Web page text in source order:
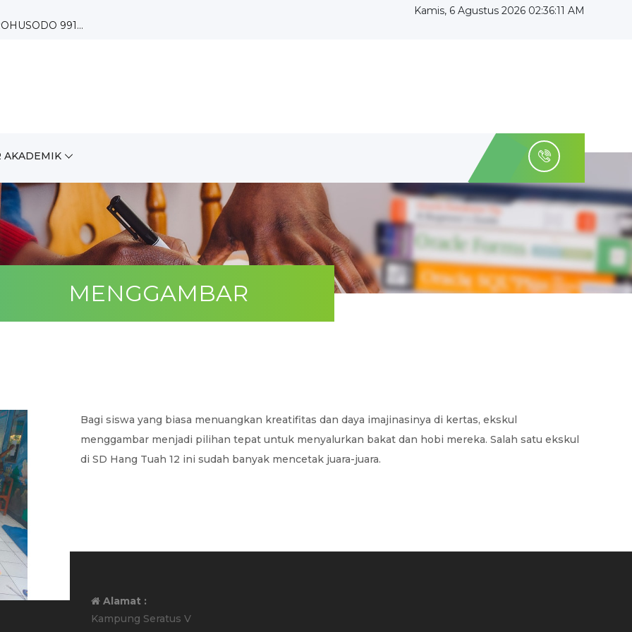
991...
Kamis, 6 Agustus 2026 02:36:11 AM
AKADEMIK
MENGGAMBAR
Bagi siswa yang biasa menuangkan kreatifitas dan daya imajinasinya di kertas, ekskul
menggambar menjadi pilihan tepat untuk menyalurkan bakat dan hobi mereka. Salah satu ekskul
di SD Hang Tuah 12 ini sudah banyak mencetak juara-juara.
Alamat :
Kampung Seratus V